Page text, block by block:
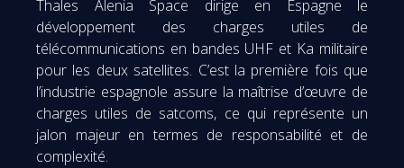
Thales Alenia Space dirige en Espagne le
développement des charges utiles de
télécommunications en bandes UHF et Ka militaire
pour les deux satellites. C’est la première fois que
l’industrie espagnole assure la maîtrise d’œuvre de
charges utiles de satcoms, ce qui représente un
jalon majeur en termes de responsabilité et de
complexité.